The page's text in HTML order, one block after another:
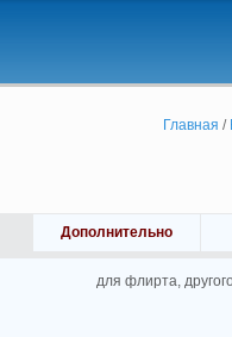
Главная /
Дополнительно
для флирта,